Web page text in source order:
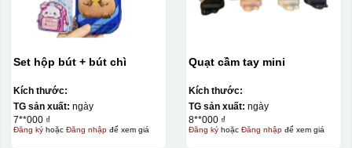
Set hộp bút + bút chì
Kích thước:
TG sản xuất: ngày
7**000 ₫
Đăng kýhoặc Đăng nhậpđể xem giá
Quạt cầm tay mini
Kích thước:
TG sản xuất: ngày
8**000 ₫
Đăng kýhoặc Đăng nhậpđể xem giá